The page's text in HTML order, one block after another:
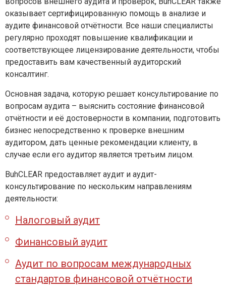
оказывает сертифицированную помощь в анализе и
аудите финансовой отчётности. Все наши специалисты
регулярно проходят повышение квалификации и
соответствующее лицензирование деятельности, чтобы
предоставить вам качественный аудиторский
консалтинг.
Основная задача, которую решает консультирование по
вопросам аудита – выяснить состояние финансовой
отчётности и её достоверности в компании, подготовить
бизнес непосредственно к проверке внешним
аудитором, дать ценные рекомендации клиенту, в
случае если его аудитор является третьим лицом.
BuhCLEAR предоставляет аудит и аудит-
консультирование по нескольким направлениям
деятельности:
Налоговый аудит
Финансовый аудит
Аудит по вопросам международных
стандартов финансовой отчётности